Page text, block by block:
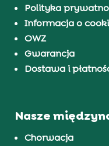
Polityka
Informacja o
OWZ
Gwarancja
Dostawa i
Nasze
Chorwacja